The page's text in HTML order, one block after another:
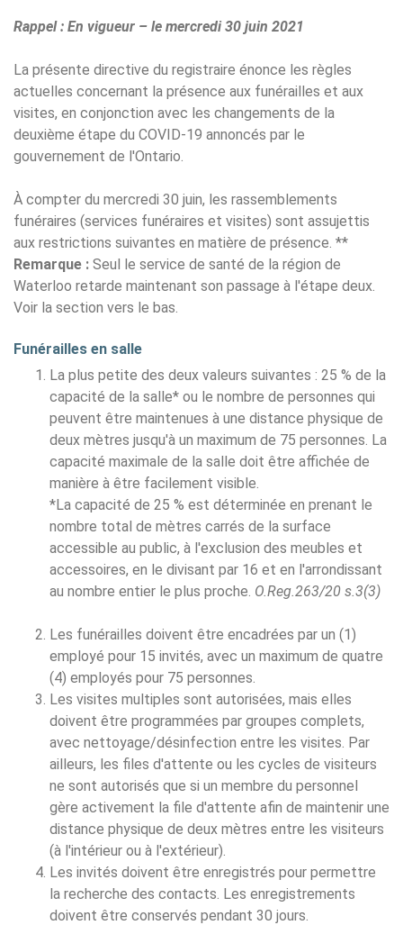
Rappel : En vigueur – le mercredi 30 juin 2021
La présente directive du registraire énonce les règles
actuelles concernant la présence aux funérailles et aux
visites, en conjonction avec les changements de la
deuxième étape du COVID-19 annoncés par le
gouvernement de l'Ontario.
À compter du mercredi 30 juin, les rassemblements
funéraires (services funéraires et visites) sont assujettis
aux restrictions suivantes en matière de présence. **
Remarque : Seul le service de santé de la région de
Waterloo retarde maintenant son passage à l'étape deux.
Voir la section vers le bas.
Funérailles en salle
La plus petite des deux valeurs suivantes : 25 % de la
capacité de la salle* ou le nombre de personnes qui
peuvent être maintenues à une distance physique de
deux mètres jusqu'à un maximum de 75 personnes. La
capacité maximale de la salle doit être affichée de
manière à être facilement visible.
*La capacité de 25 % est déterminée en prenant le
nombre total de mètres carrés de la surface
accessible au public, à l'exclusion des meubles et
accessoires, en le divisant par 16 et en l'arrondissant
au nombre entier le plus proche. O.Reg.263/20 s.3(3)
Les funérailles doivent être encadrées par un (1)
employé pour 15 invités, avec un maximum de quatre
(4) employés pour 75 personnes.
Les visites multiples sont autorisées, mais elles
doivent être programmées par groupes complets,
avec nettoyage/désinfection entre les visites. Par
ailleurs, les files d'attente ou les cycles de visiteurs
ne sont autorisés que si un membre du personnel
gère activement la file d'attente afin de maintenir une
distance physique de deux mètres entre les visiteurs
(à l'intérieur ou à l'extérieur).
Les invités doivent être enregistrés pour permettre
la recherche des contacts. Les enregistrements
doivent être conservés pendant 30 jours.